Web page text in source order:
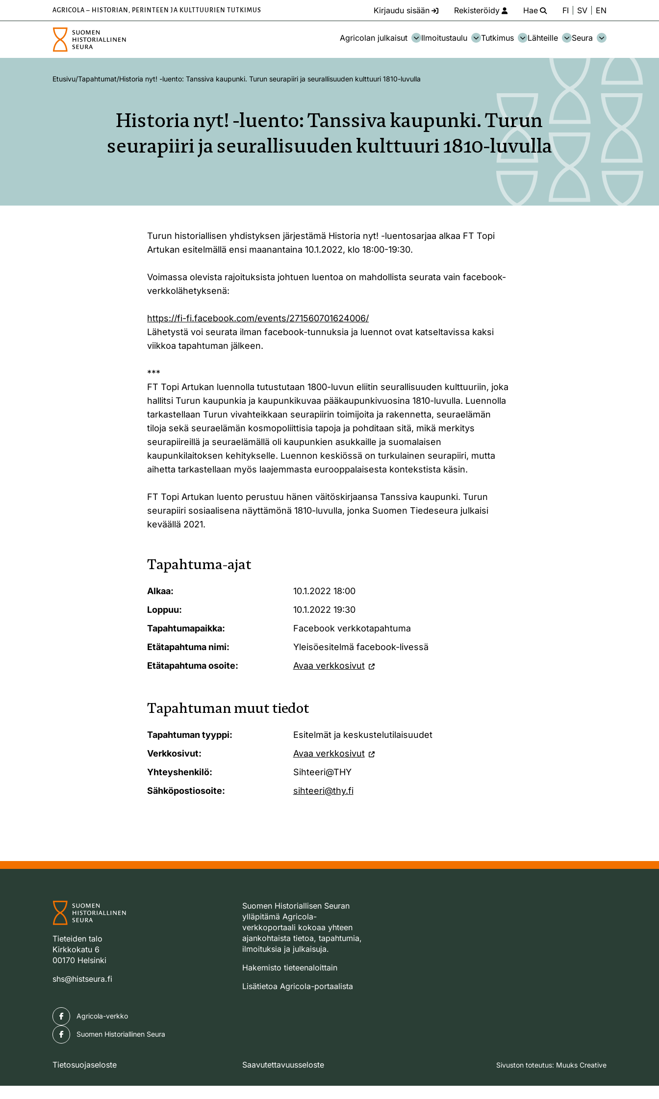
AGRICOLA – HISTORIAN, PERINTEEN JA KULTTUURIEN TUTKIMUS Kirjaudu sisään Rekisteröidy Hae FI SV EN
Agricolan julkaisut Ilmoitustaulu Tutkimus Lähteille Seura
Etusivu/Tapahtumat/Historia nyt! -luento: Tanssiva kaupunki. Turun seurapiiri ja seurallisuuden kulttuuri 1810-luvulla
Historia nyt! -luento: Tanssiva kaupunki. Turun
seurapiiri ja seurallisuuden kulttuuri 1810-luvulla
Turun historiallisen yhdistyksen järjestämä Historia nyt! -luentosarjaa alkaa FT Topi
Artukan esitelmällä ensi maanantaina 10.1.2022, klo 18:00-19:30.
Voimassa olevista rajoituksista johtuen luentoa on mahdollista seurata vain facebook-
verkkolähetyksenä:
https://fi-fi.facebook.com/events/271560701624006/
Lähetystä voi seurata ilman facebook-tunnuksia ja luennot ovat katseltavissa kaksi
viikkoa tapahtuman jälkeen.
***
FT Topi Artukan luennolla tutustutaan 1800-luvun eliitin seurallisuuden kulttuuriin, joka
hallitsi Turun kaupunkia ja kaupunkikuvaa pääkaupunkivuosina 1810-luvulla. Luennolla
tarkastellaan Turun vivahteikkaan seurapiirin toimijoita ja rakennetta, seuraelämän
tiloja sekä seuraelämän kosmopoliittisia tapoja ja pohditaan sitä, mikä merkitys
seurapiireillä ja seuraelämällä oli kaupunkien asukkaille ja suomalaisen
kaupunkilaitoksen kehitykselle. Luennon keskiössä on turkulainen seurapiiri, mutta
aihetta tarkastellaan myös laajemmasta eurooppalaisesta kontekstista käsin.
FT Topi Artukan luento perustuu hänen väitöskirjaansa Tanssiva kaupunki. Turun
seurapiiri sosiaalisena näyttämönä 1810-luvulla, jonka Suomen Tiedeseura julkaisi
keväällä 2021.
Tapahtuma-ajat
Alkaa:
10.1.2022 18:00
Loppuu:
10.1.2022 19:30
Tapahtumapaikka:
Facebook verkkotapahtuma
Etätapahtuma nimi:
Yleisöesitelmä facebook-livessä
Etätapahtuma osoite:
Avaa verkkosivut
Tapahtuman muut tiedot
Tapahtuman tyyppi:
Esitelmät ja keskustelutilaisuudet
Verkkosivut:
Avaa verkkosivut
Yhteyshenkilö:
Sihteeri@THY
Sähköpostiosoite:
sihteeri@thy.fi
Tieteiden talo
Kirkkokatu 6
00170 Helsinki
shs@histseura.fi
Suomen Historiallisen Seuran
ylläpitämä Agricola-
verkkoportaali kokoaa yhteen
ajankohtaista tietoa, tapahtumia,
ilmoituksia ja julkaisuja.
Hakemisto tieteenaloittain
Lisätietoa Agricola-portaalista
Agricola-verkko
Suomen Historiallinen Seura
Tietosuojaseloste Saavutettavuusseloste Sivuston toteutus: Muuks Creative